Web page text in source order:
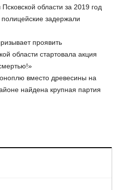
области за 2019 год
задержали
проявить
области стартовала акция
вместо древесины на
найдена крупная партия